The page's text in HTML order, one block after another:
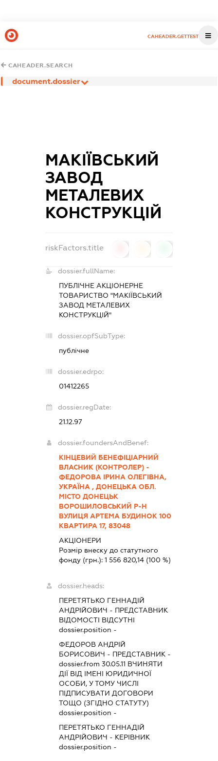
CAHEADER.GETTEST
CAHEADER.SEARCH
document.dossier
МАКІЇВСЬКИЙ
ЗАВОД
МЕТАЛЕВИХ
КОНСТРУКЦІЙ
riskFactors.title
dossier.fullName:
ПУБЛІЧНЕ АКЦІОНЕРНЕ
ТОВАРИСТВО "МАКІЇВСЬКИЙ
ЗАВОД МЕТАЛЕВИХ
КОНСТРУКЦІЙ"
dossier.opfSubType:
публічне
dossier.edrpo:
01412265
dossier.regDate:
21.12.97
dossier.foundersAndBenef:
КІНЦЕВИЙ БЕНЕФІЦІАРНИЙ
ВЛАСНИК (КОНТРОЛЕР) -
ФЕДОРОВА ІРИНА ОЛЕГІВНА,
УКРАЇНА , ДОНЕЦЬКА ОБЛ.
МІСТО ДОНЕЦЬК
ВОРОШИЛОВСЬКИЙ Р-Н
ВУЛИЦЯ АРТЕМА БУДИНОК 100
КВАРТИРА 17, 83048
АКЦІОНЕРИ
Розмір внеску до статутного
фонду (грн.): 1 556 820,14(100 %)
dossier.heads:
ПЕРЕТЯТЬКО ГЕННАДІЙ
АНДРІЙОВИЧ - ПРЕДСТАВНИК
ВІДОМОСТІ ВІДСУТНІ
dossier.position -
ФЕДОРОВ АНДРІЙ
БОРИСОВИЧ - ПРЕДСТАВНИК -
dossier.from 30.05.11 ВЧИНЯТИ
ДІЇ ВІД ІМЕНІ ЮРИДИЧНОЇ
ОСОБИ, У ТОМУ ЧИСЛІ
ПІДПИСУВАТИ ДОГОВОРИ
ТОЩО (ЗГІДНО СТАТУТУ)
dossier.position -
ПЕРЕТЯТЬКО ГЕННАДІЙ
АНДРІЙОВИЧ - КЕРІВНИК
dossier.position -